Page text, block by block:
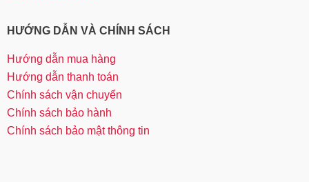
HƯỚNG DẪN VÀ CHÍNH SÁCH
Hướng dẫn mua hàng
Hướng dẫn thanh toán
Chính sách vận chuyển
Chính sách bảo hành
Chính sách bảo mật thông tin